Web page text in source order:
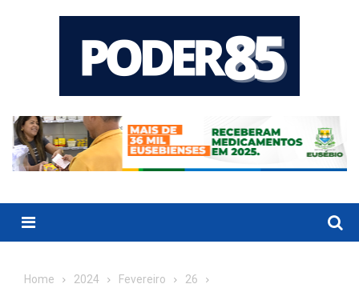
Menu
Home 2024 Fevereiro
26